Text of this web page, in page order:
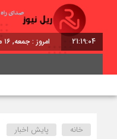
21:19:05 امروز : جمعه, ۱۶ مرداد , ۱۴۰۵
خانه پایش اخبار